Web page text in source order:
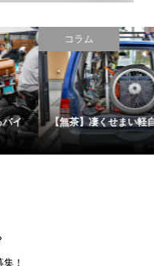
ラム
茶】凄くせまい軽自動車で無...
！